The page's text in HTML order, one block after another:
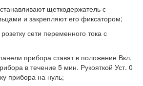
щеткодержатель с
и закрепляют его фиксатором;
сети переменного тока с
прибора ставят в положение Вкл.
в течение 5 мин. Рукояткой Уст. 0
прибора на нуль;